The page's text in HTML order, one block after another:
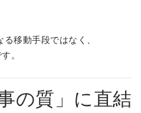
移動手段ではなく、
。
の質」に直結